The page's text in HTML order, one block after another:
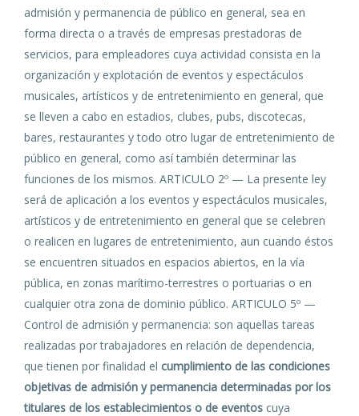
admisión y permanencia de público en general, sea en
forma directa o a través de empresas prestadoras de
servicios, para empleadores cuya actividad consista en la
organización y explotación de eventos y espectáculos
musicales, artísticos y de entretenimiento en general, que
se lleven a cabo en estadios, clubes, pubs, discotecas,
bares, restaurantes y todo otro lugar de entretenimiento de
público en general, como así también determinar las
funciones de los mismos. ARTICULO 2º — La presente ley
será de aplicación a los eventos y espectáculos musicales,
artísticos y de entretenimiento en general que se celebren
o realicen en lugares de entretenimiento, aun cuando éstos
se encuentren situados en espacios abiertos, en la vía
pública, en zonas marítimo-terrestres o portuarias o en
cualquier otra zona de dominio público. ARTICULO 5º —
Control de admisión y permanencia: son aquellas tareas
realizadas por trabajadores en relación de dependencia,
que tienen por finalidad el cumplimiento de las condiciones
objetivas de admisión y permanencia determinadas por los
titulares de los establecimientos o de eventos cuya